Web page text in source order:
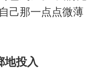
己那一点点微薄
地投入